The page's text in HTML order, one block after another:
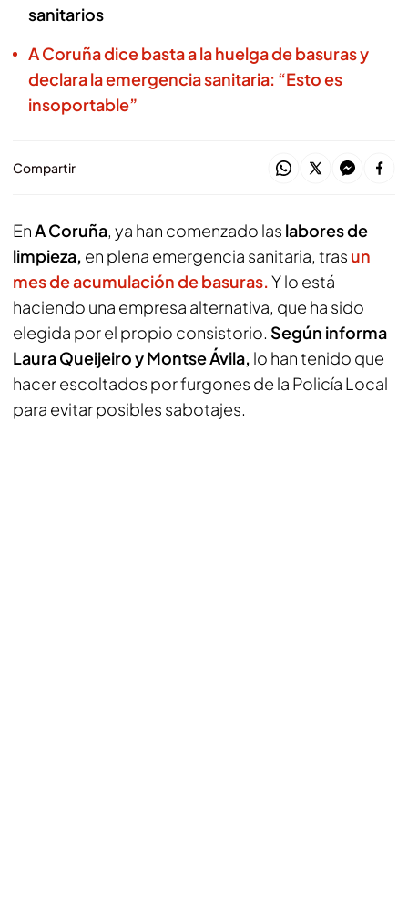
sanitarios
A Coruña dice basta a la huelga de basuras y
declara la emergencia sanitaria: “Esto es
insoportable”
Compartir
EnA Coruña, ya han comenzado las labores de
limpieza, en plena emergencia sanitaria, tras un
mes de acumulación de basuras.Y lo está
haciendo una empresa alternativa, que ha sido
elegida por el propio consistorio. Según informa
Laura Queijeiro y Montse Ávila, lo han tenido que
hacer escoltados por furgones de la Policía Local
para evitar posibles sabotajes.